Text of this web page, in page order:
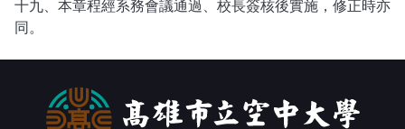
十九、本章程經系務會議通過、校長簽核後實施，修正時亦
同。